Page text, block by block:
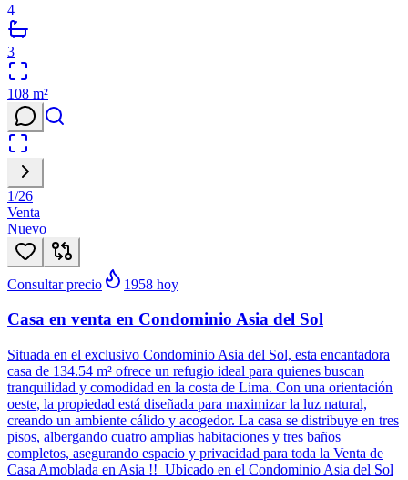
4
3
108 m²
1/26
Venta
Nuevo
Consultar precio 1958 hoy
Casa en venta en Condominio Asia del Sol
Situada en el exclusivo Condominio Asia del Sol, esta encantadora
casa de 134.54 m² ofrece un refugio ideal para quienes buscan
tranquilidad y comodidad en la costa de Lima. Con una orientación
oeste, la propiedad está diseñada para maximizar la luz natural,
creando un ambiente cálido y acogedor. La casa se distribuye en tres
pisos, albergando cuatro amplias habitaciones y tres baños
completos, asegurando espacio y privacidad para toda la Venta de
Casa Amoblada en Asia !! Ubicado en el Condominio Asia del Sol